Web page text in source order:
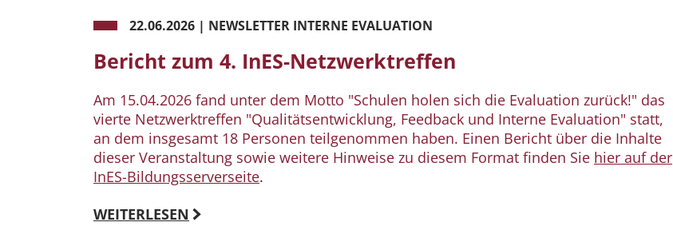
22.06.2026 | NEWSLETTER INTERNE EVALUATION
Bericht zum 4. InES-Netzwerktreffen
Am 15.04.2026 fand unter dem Motto "Schulen holen sich die Evaluation zurück!" das
vierte Netzwerktreffen "Qualitätsentwicklung, Feedback und Interne Evaluation" statt,
an dem insgesamt 18 Personen teilgenommen haben. Einen Bericht über die Inhalte
dieser Veranstaltung sowie weitere Hinweise zu diesem Format finden Sie hier auf der
InES-Bildungsserverseite.
WEITERLESEN